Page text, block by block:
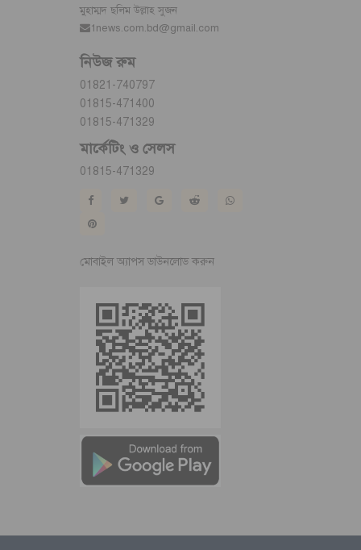
মুহাম্মদ ছলিম উল্লাহ সুজন
1news.com.bd@gmail.com
নিউজ রুম
01821-740797
01815-471400
01815-471329
মার্কেটিং ও সেলস
01815-471329
মোবাইল অ্যাপস ডাউনলোড করুন